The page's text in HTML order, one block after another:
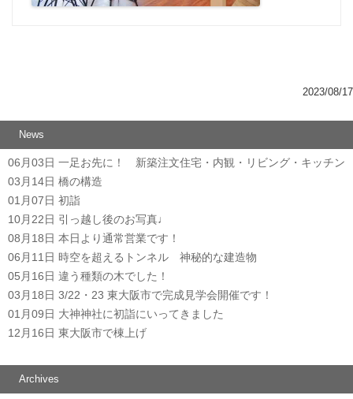
2023/08/17
News
06月03日 一足お先に！ 新築注文住宅・内観・リビング・キッチン
03月14日 橋の構造
01月07日 初詣
10月22日 引っ越し後のお写真♩
08月18日 本日より通常営業です！
06月11日 時空を超えるトンネル 神秘的な建造物
05月16日 違う種類の木でした！
03月18日 3/22・23 東大阪市で完成見学会開催です！
01月09日 大神神社に初詣にいってきました
12月16日 東大阪市で棟上げ
Archives